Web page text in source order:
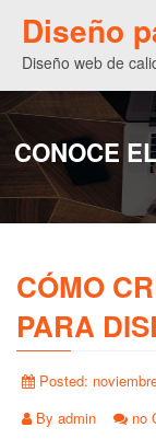
Diseño
Diseño web de
CONOCE
CÓMO
PARA
Posted:
By admin no